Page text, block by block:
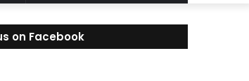
for
Article
on Facebook